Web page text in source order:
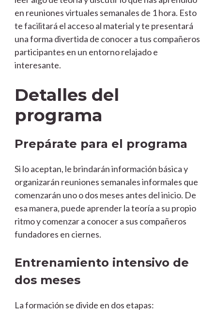
en reuniones virtuales semanales de 1 hora. Esto
te facilitará el acceso al material y te presentará
una forma divertida de conocer a tus compañeros
participantes en un entorno relajado e
interesante.
Detalles del
programa
Prepárate para el programa
Si lo aceptan, le brindarán información básica y
organizarán reuniones semanales informales que
comenzarán uno o dos meses antes del inicio. De
esa manera, puede aprender la teoría a su propio
ritmo y comenzar a conocer a sus compañeros
fundadores en ciernes.
Entrenamiento intensivo de
dos meses
La formación se divide en dos etapas: